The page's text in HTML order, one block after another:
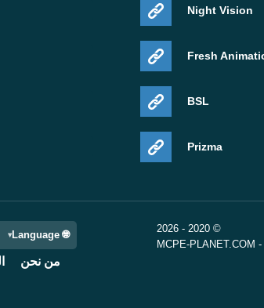
Night Vision
Fresh
BSL
Prizma
© 2020 - 2026
MCPE-PLANET.COM
🌐 Language
من نحن